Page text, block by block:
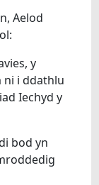
Aelod
y
ni i ddathlu
Iechyd y
bod yn